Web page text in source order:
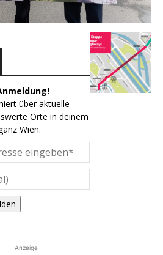
über aktuelle
Orte in deinem
Wien.
Anzeige